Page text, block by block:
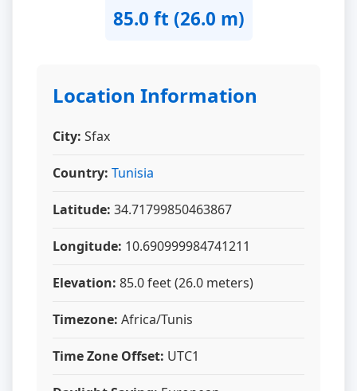
85.0 ft (26.0 m)
Location Information
City: Sfax
Country: Tunisia
Latitude: 34.71799850463867
Longitude: 10.690999984741211
Elevation: 85.0 feet (26.0 meters)
Timezone: Africa/Tunis
Time Zone Offset: UTC1